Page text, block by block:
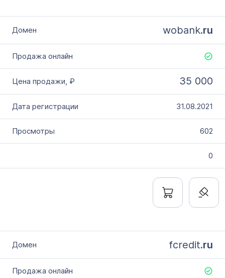
wobank.ru
35 000
31.08.2021
602
0
fcredit.ru